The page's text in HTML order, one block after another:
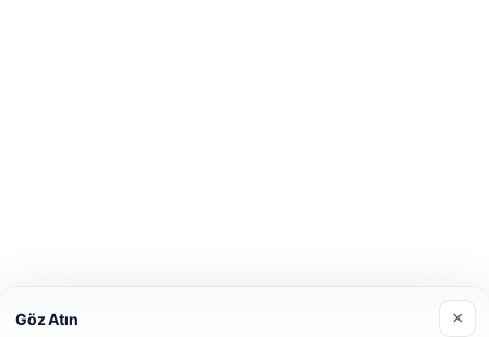
Göz Atın ×